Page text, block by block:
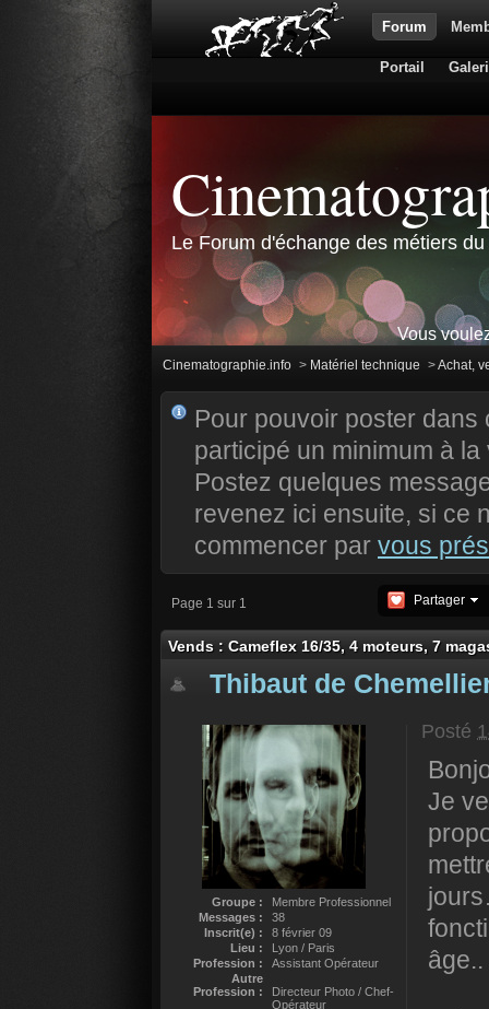
Forum
Portail
Le Forum d'échange des métiers
Vous
Cinematographie.info > Matériel technique >Achat,
Pour pouvoir poster
participé un minimum à la
Postez quelques
revenez ici ensuite, si ce
commencer par vous
Page 1 sur 1 Partager
Vends : Cameflex 16/35, 4 moteurs, 7
Thibaut de
Groupe :
Membre Professionnel
Messages :
38
Inscrit(e) :
8 février 09
Lieu :
Lyon / Paris
Profession :
Assistant Opérateur
Autre
Profession :
Directeur Photo / Chef-
Opérateur
Posté
Je
âge..